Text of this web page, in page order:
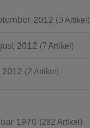
2012 (3 Artikel)
2012 (7 Artikel)
(2 Artikel)
1970 (282 Artikel)